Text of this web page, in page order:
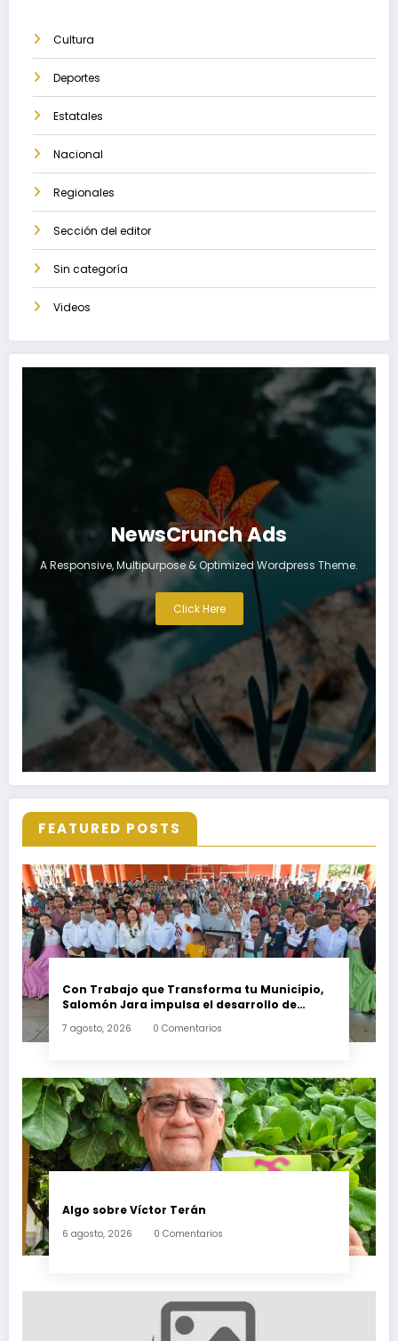
Cultura
Deportes
Estatales
Nacional
Regionales
Sección del editor
Sin categoría
Videos
NewsCrunch Ads
A Responsive, Multipurpose & Optimized Wordpress Theme.
Click Here
FEATURED POSTS
Con Trabajo que Transforma tu Municipio,
Salomón Jara impulsa el desarrollo de
7 agosto, 2026 0 Comentarios
Algo sobre Víctor Terán
6 agosto, 2026 0 Comentarios